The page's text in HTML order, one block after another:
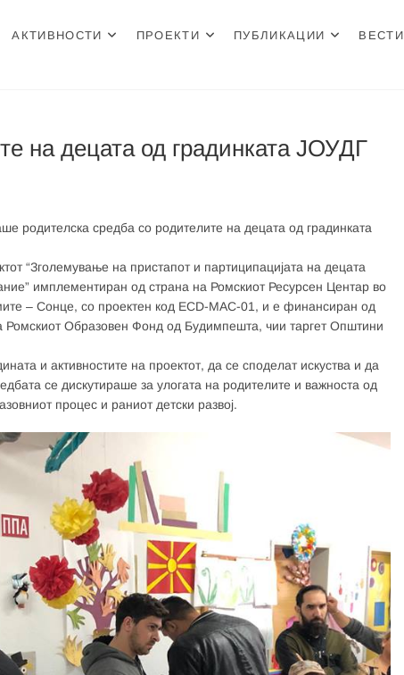
АКТИВНОСТИ ПРОЕКТИ ПУБЛИКАЦИИ ВЕСТИ
на децата од градинката ЈОУДГ
родителска средба со родителите на децата од градинката
“Зголемување на пристапот и партиципацијата на децата
имплементиран од страна на Ромскиот Ресурсен Центар во
– Сонце, со проектен код ECD-MAC-01, и е финансиран од
Ромскиот Образовeн Фонд од Будимпешта, чии таргет Општини
и активностите на проектот, да се споделат искуства и да
се дискутираше за улогата на родителите и важноста од
процес и раниот детски развој.